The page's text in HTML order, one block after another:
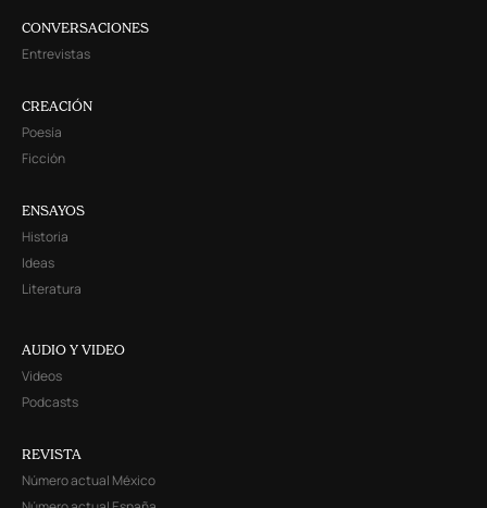
CONVERSACIONES
Entrevistas
CREACIÓN
Poesía
Ficción
ENSAYOS
Historia
Ideas
Literatura
AUDIO Y VIDEO
Videos
Podcasts
REVISTA
Número actual México